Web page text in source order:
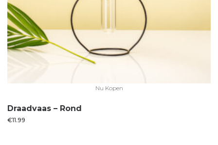
Nu Kopen
Draadvaas – Rond
€11.99